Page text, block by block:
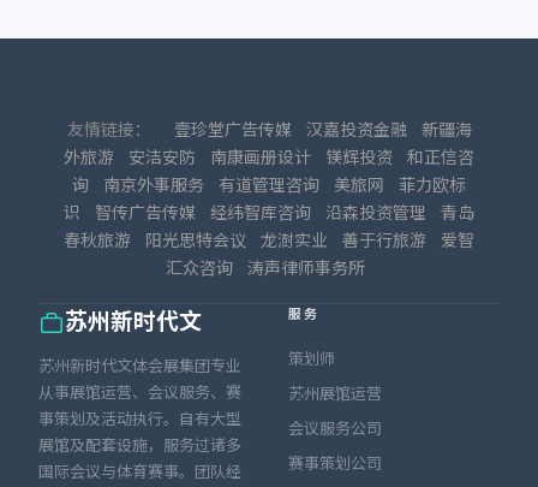
友情链接： 壹珍堂广告传媒 汉嘉投资金融
新疆海
外旅游
安洁安防 南康画册设计 镁辉投资 和正信咨
询
南京外事服务 有道管理咨询 美旅网
菲力欧标
识
智传广告传媒 经纬智库咨询 沿森投资管理
青岛
春秋旅游
阳光思特会议 龙澍实业 善于行旅游
爱智
汇众咨询 涛声律师事务所
苏州新时代文
苏州新时代文体会展集团专业
从事展馆运营、会议服务、赛
事策划及活动执行。自有大型
展馆及配套设施，服务过诸多
国际会议与体育赛事。团队经
服务
策划师
苏州展馆运营
会议服务公司
赛事策划公司